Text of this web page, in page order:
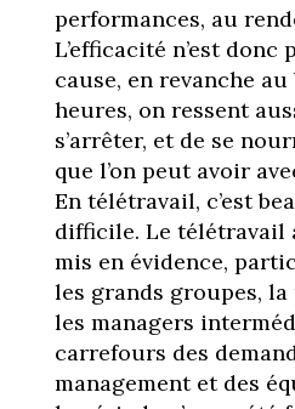
performances, au
L’efficacité n’est donc
cause, en revanche
heures, on ressent
s’arrêter, et de se
que l’on peut avoir
En télétravail, c’est
difficile. Le télétravail
mis en évidence,
les grands groupes,
les managers
carrefours des
management et des